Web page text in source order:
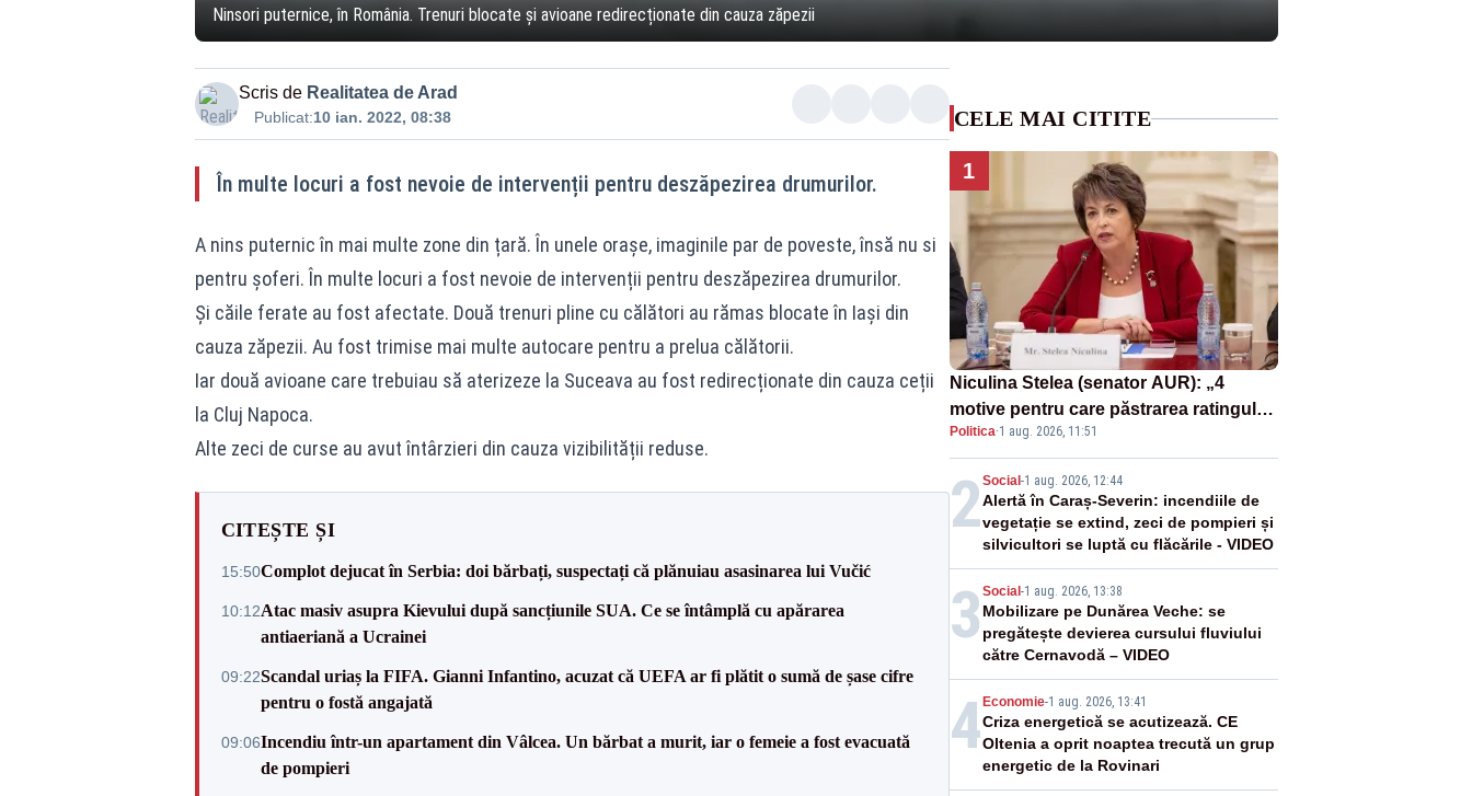
Ninsori puternice, în România. Trenuri blocate și avioane redirecționate din cauza zăpezii
Scris de Realitatea de Arad
Publicat:10 ian. 2022, 08:38
În multe locuri a fost nevoie de intervenții pentru deszăpezirea drumurilor.
A nins puternic în mai multe zone din țară. În unele orașe, imaginile par de poveste, însă nu si
pentru șoferi. În multe locuri a fost nevoie de intervenții pentru deszăpezirea drumurilor.
Și căile ferate au fost afectate. Două trenuri pline cu călători au rămas blocate în Iași din
cauza zăpezii. Au fost trimise mai multe autocare pentru a prelua călătorii.
Iar două avioane care trebuiau să aterizeze la Suceava au fost redirecționate din cauza ceții
la Cluj Napoca.
Alte zeci de curse au avut întârzieri din cauza vizibilității reduse.
CITEȘTE ȘI
15:50Complot dejucat în Serbia: doi bărbați, suspectați că plănuiau asasinarea lui Vučić
10:12Atac masiv asupra Kievului după sancțiunile SUA. Ce se întâmplă cu apărarea
antiaeriană a Ucrainei
09:22Scandal uriaș la FIFA. Gianni Infantino, acuzat că UEFA ar fi plătit o sumă de șase cifre
pentru o fostă angajată
09:06Incendiu într-un apartament din Vâlcea. Un bărbat a murit, iar o femeie a fost evacuată
de pompieri
CELE MAI CITITE
1
Niculina Stelea (senator AUR): „4
motive pentru care păstrarea ratingului
de țară nu este o reușită pentru
Guvernul Bolojan”
Politica·1 aug. 2026, 11:51
2Social -1 aug. 2026, 12:44
Alertă în Caraș-Severin: incendiile de
vegetație se extind, zeci de pompieri și
silvicultori se luptă cu flăcările - VIDEO
3 Social -1 aug. 2026, 13:38
Mobilizare pe Dunărea Veche: se
pregătește devierea cursului fluviului
către Cernavodă – VIDEO
4 Economie-1 aug. 2026, 13:41
Criza energetică se acutizează. CE
Oltenia a oprit noaptea trecută un grup
energetic de la Rovinari